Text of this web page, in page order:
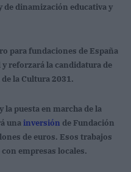
de dinamización educativa y
para fundaciones de España
reforzará la candidatura de
la Cultura 2031.
la puesta en marcha de la
unainversión de Fundación
de euros. Esos trabajos
empresas locales.